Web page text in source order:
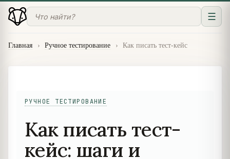
☰
Главная › Ручное тестирование › Как писать тест-кейс
РУЧНОЕ ТЕСТИРОВАНИЕ
Как писать тест-
кейс: шаги и